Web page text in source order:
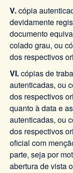
V.cópia
devidamente
documento
colado grau, ou
dos respectivos
VI.cópias de
autenticadas, ou
dos respectivos
quanto à data e
autenticadas, ou
dos respectivos
oficial com
parte, seja por
abertura de vista